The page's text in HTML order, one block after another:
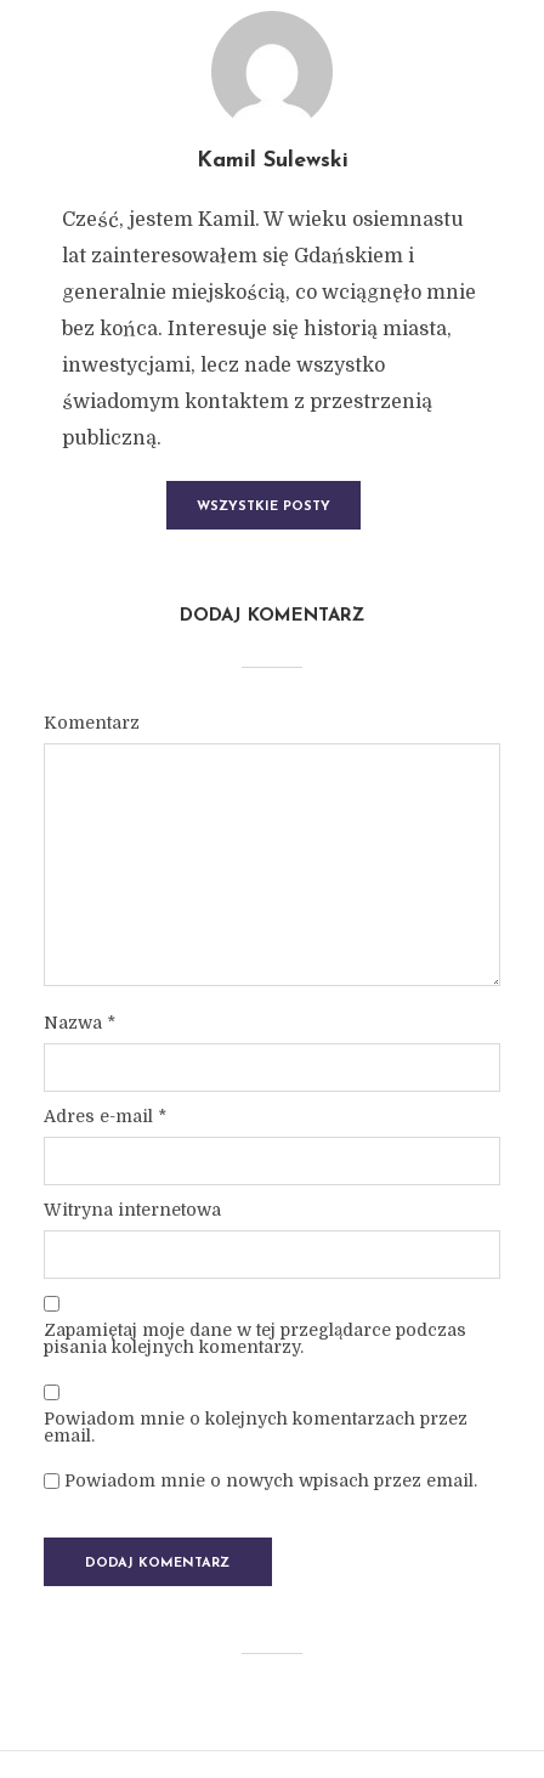
Kamil Sulewski
Cześć, jestem Kamil. W wieku osiemnastu
lat zainteresowałem się Gdańskiem i
generalnie miejskością, co wciągnęło mnie
bez końca. Interesuje się historią miasta,
inwestycjami, lecz nade wszystko
świadomym kontaktem z przestrzenią
publiczną.
WSZYSTKIE POSTY
DODAJ KOMENTARZ
Komentarz
Nazwa *
Adres e-mail *
Witryna internetowa
Zapamiętaj moje dane w tej przeglądarce podczas
pisania kolejnych komentarzy.
Powiadom mnie o kolejnych komentarzach przez
email.
Powiadom mnie o nowych wpisach przez email.